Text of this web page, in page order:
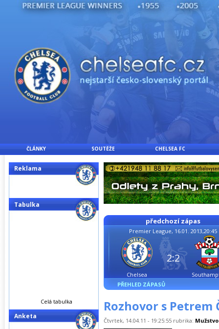
ČLÁNKY SOUTĚŽE CHELSEA FC
předchozí zápas
Premier League, 16.01. 2013,20:45
Chelsea
2:2
PŘEHLED ZÁPASŮ
Rozhovor s Petrem
Čtvrtek, 14.04.11 - 19:25:55 rubrika: Mužstvo
Reklama
Tabulka
Celá tabulka
Anketa